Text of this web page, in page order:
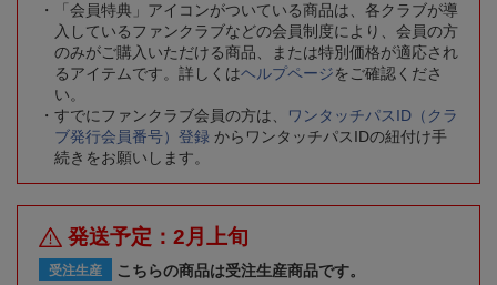
「会員特典」アイコンがついている商品は、各クラブが導
入しているファンクラブなどの会員制度により、会員の方
のみがご購入いただける商品、または特別価格が適応され
るアイテムです。詳しくはヘルプページをご確認くださ
い。
すでにファンクラブ会員の方は、
ワンタッチパスID（クラ
ブ発行会員番号）登録 からワンタッチパスIDの紐付け手
続きをお願いします。
発送予定：2月上旬
受注生産
こちらの商品は受注生産商品です。